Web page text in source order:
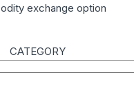
exchange option
CATEGORY